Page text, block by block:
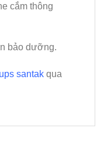
cắm thông
bảo dưỡng.
ups santak qua